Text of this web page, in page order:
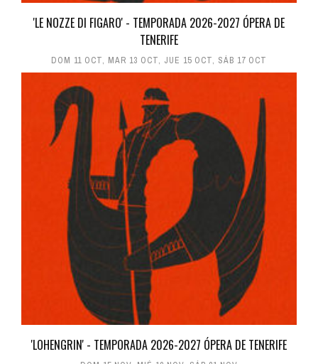
'LE NOZZE DI FIGARO' - TEMPORADA 2026-2027 ÓPERA DE
TENERIFE
DOM 11 OCT, MAR 13 OCT, JUE 15 OCT, SÁB 17 OCT
'LOHENGRIN' - TEMPORADA 2026-2027 ÓPERA DE TENERIFE